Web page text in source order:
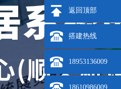
返回顶部
搭建热线
18953136009
18610986009